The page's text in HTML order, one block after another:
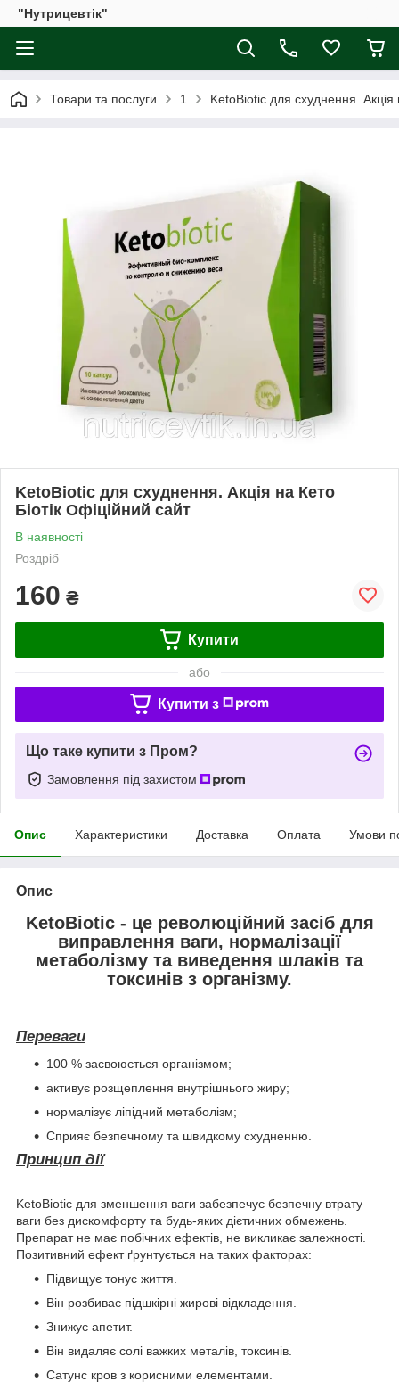
"Нутрицевтік"
Товари та послуги 1 KetoBiotic для схуднення. Акція
KetoBiotic для схуднення. Акція на Кето
Біотік Офіційний сайт
В наявності
Роздріб
160 ₴
Купити
або
Купити з
Що таке купити з Пром?
Замовлення під захистом
Опис Характеристики Доставка Оплата Умови
Опис
KetoBiotic - це революційний засіб для
виправлення ваги, нормалізації
метаболізму та виведення шлаків та
токсинів з організму.
Переваги
100 % засвоюється організмом;
активує розщеплення внутрішнього жиру;
нормалізує ліпідний метаболізм;
Сприяє безпечному та швидкому схудненню.
Принцип дії
KetoBiotic для зменшення ваги забезпечує безпечну втрату
ваги без дискомфорту та будь-яких дієтичних обмежень.
Препарат не має побічних ефектів, не викликає залежності.
Позитивний ефект ґрунтується на таких факторах:
Підвищує тонус життя.
Він розбиває підшкірні жирові відкладення.
Знижує апетит.
Він видаляє солі важких металів, токсинів.
Сатунс кров з корисними елементами.